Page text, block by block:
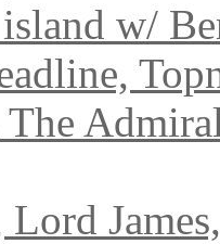
w/
The
Lord